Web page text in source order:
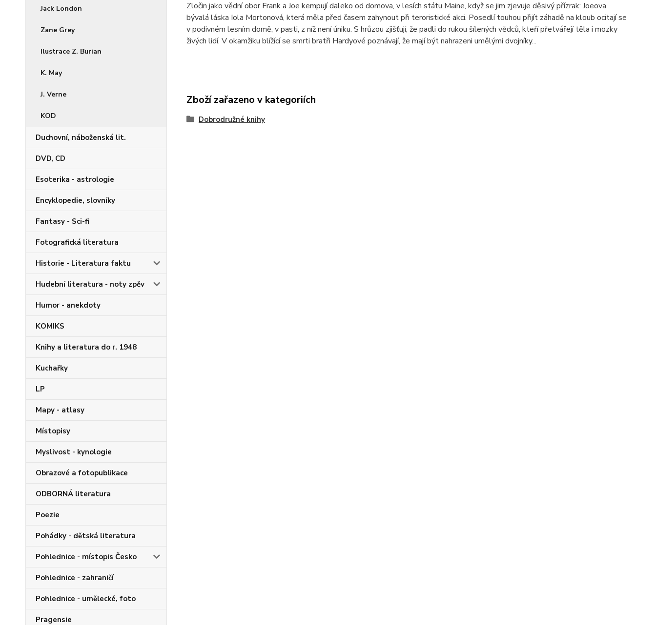
Jack London
Zane Grey
Ilustrace Z. Burian
K. May
J. Verne
KOD
Duchovní, náboženská lit.
DVD, CD
Esoterika - astrologie
Encyklopedie, slovníky
Fantasy - Sci-fi
Fotografická literatura
Historie - Literatura faktu
Hudební literatura - noty zpěv
Humor - anekdoty
KOMIKS
Knihy a literatura do r. 1948
Kuchařky
LP
Mapy - atlasy
Místopisy
Myslivost - kynologie
Obrazové a fotopublikace
ODBORNÁ literatura
Poezie
Pohádky - dětská literatura
Pohlednice - místopis Česko
Pohlednice - zahraničí
Pohlednice - umělecké, foto
Pragensie
Zločin jako vědní obor Frank a Joe kempují daleko od domova, v lesích státu Maine, když se jim zjevuje děsivý přízrak: Joeova
bývalá láska Iola Mortonová, která měla před časem zahynout při teroristické akci. Posedlí touhou přijít záhadě na kloub ocitají se
v podivném lesním domě, v pasti, z níž není úniku. S hrůzou zjišťují, že padli do rukou šílených vědců, kteří přetvářejí těla i mozky
živých lidí. V okamžiku blížící se smrti bratři Hardyové poznávají, že mají být nahrazeni umělými dvojníky...
Zboží zařazeno v kategoriích
Dobrodružné knihy